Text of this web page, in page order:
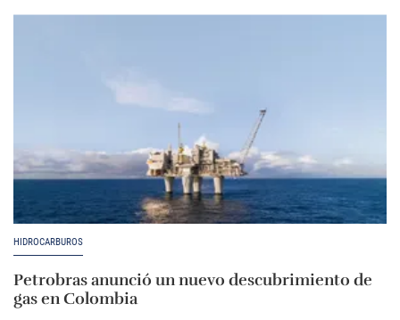
HIDROCARBUROS
Petrobras anunció un nuevo descubrimiento de
gas en Colombia